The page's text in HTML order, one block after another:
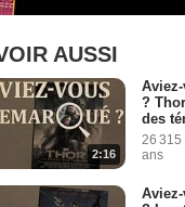
AUSSI
2:16
?
des
26 315
ans